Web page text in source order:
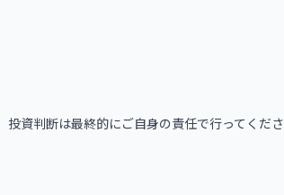
資判断は最終的にご自身の責任で行ってくださ